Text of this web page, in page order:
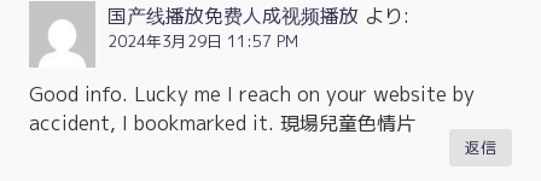
国产线播放免费人成视频播放 より:
2024年3月29日 11:57 PM
Good info. Lucky me I reach on your website by
accident, I bookmarked it. 現場兒童色情片
返信